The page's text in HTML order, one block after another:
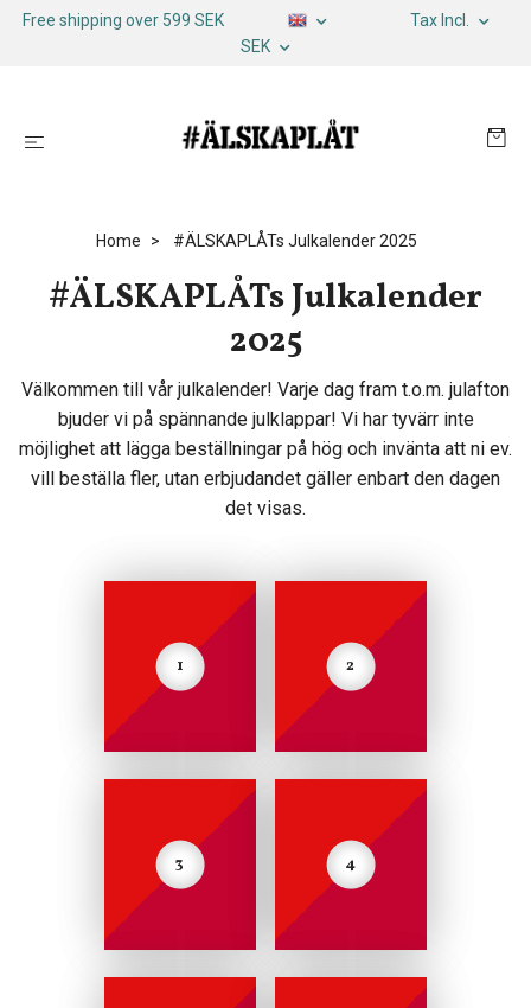
Free shipping over 599 SEK
Tax Incl.
SEK
Home #ÄLSKAPLÅTs Julkalender 2025
#ÄLSKAPLÅTs Julkalender
2025
Välkommen till vår julkalender! Varje dag fram t.o.m. julafton
bjuder vi på spännande julklappar! Vi har tyvärr inte
möjlighet att lägga beställningar på hög och invänta att ni ev.
vill beställa fler, utan erbjudandet gäller enbart den dagen
det visas.
1 2
3 4